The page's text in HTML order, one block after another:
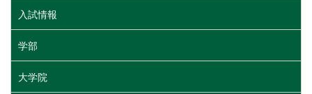
入試情報
学部
大学院